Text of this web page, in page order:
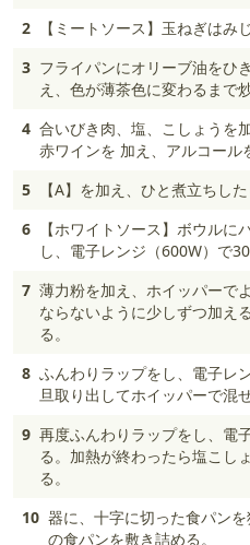
2
【ミートソース】玉ねぎはみ
3 フライパンにオリーブ油をひ
え、色が薄茶色に変わるまで炒
4 合いびき肉、塩、こしょうを
赤ワインを 加え、アルコール
5
【A】を加え、ひと煮立ちした
6
【ホワイトソース】ボウルに
し、電子レンジ（600W）で
7 薄力粉を加え、ホイッパーで
ならないように少しずつ加え
る。
8 ふんわりラップをし、電子レ
旦取り出してホイッパーで混
9 再度ふんわりラップをし、電
る。加熱が終わったら塩こし
る。
10 器に、十字に切った食パン
の食パンを敷き詰める。